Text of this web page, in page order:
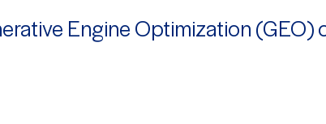
Engine Optimization (GEO)